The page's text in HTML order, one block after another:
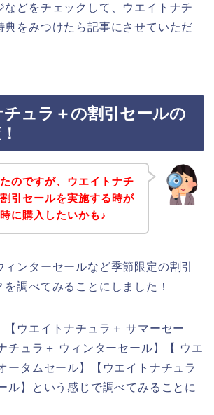
などをチェックして、ウエイトナチ
典をみつけたら記事にさせていただ
ュラ＋の割引セールの
のですが、ウエイトナチ
引セールを実施する時が
に購入したいかも♪
ィンターセールなど季節限定の割引
調べてみることにしました！
【ウエイトナチュラ＋ サマーセー
チュラ＋ ウィンターセール】【 ウエ
ータムセール】【ウエイトナチュラ
ル】という感じで調べてみることに